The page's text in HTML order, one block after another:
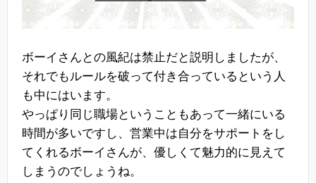
ボーイさんとの風紀は禁止だと説明しましたが、
それでもルールを破って付き合っているという人
も中にはいます。
やっぱり同じ職場ということもあって一緒にいる
時間が多いですし、営業中は自分をサポートをし
てくれるボーイさんが、優しくて魅力的に見えて
しまうのでしょうね。